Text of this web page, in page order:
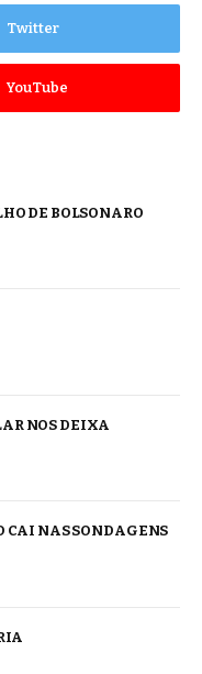
Twitter
YouTube
DE BOLSONARO
NOS DEIXA
CAI NAS SONDAGENS